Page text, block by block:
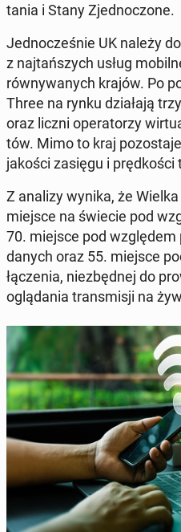
ta­nia i Stany Zjed­no­czo­ne.
Jed­no­cze­śnie UK należy
z naj­tań­szych usług
rów­ny­wa­nych krajów. Po
Three na rynku dzia­ła­ją
oraz liczni ope­ra­to­rzy
tów. Mimo to kraj
jakości zasięgu i pręd­ko­ści
Z analizy wynika, że
miejsce na świecie pod
70. miejsce pod wzglę­dem
danych oraz 55. miejsce
łą­cze­nia, nie­zbęd­nej do
oglą­da­nia trans­mi­sji na